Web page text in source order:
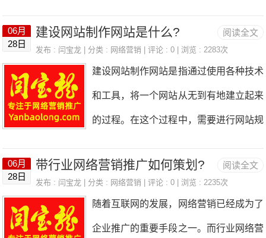
的特点和优势，同时也要突出企业的品牌
子的信息和知识？你的网站是为了吸引消
费者，还是为了吸引批发商和分销商？你
需要考虑这些问题，以便确定网站的目标
和定位。2.选择一个好的域名选择一个好
的域名是非常重要的。你的域名应该简单
擎优化。你可以选择一个包含你的品牌名
音推广来提高品牌知名度和销售额。下面
业可以制作一些有趣的视频，例如展示起
重装卸设备的使用方法、展示起重装卸设
备的性能等等。这些视频可以吸引更多的
用户关注，并提高品牌知名度。2.利用抖
阅读全文
06月
28日
建设网站制作网站是什么?
发布 : 闫宝龙 | 分类 : 网络营销 | 评论 : 0 | 浏览 : 2283次
建设网站制作网站是指通过使用各种技术
和工具，将一个网站从无到有地建立起来
的过程。在这个过程中，需要进行网站规
骤，以最终呈现一个完整、功能齐全、用
阅读全文
06月
28日
带行业网络营销推广如何策划?
发布 : 闫宝龙 | 分类 : 网络营销 | 评论 : 0 | 浏览 : 2235次
随着互联网的发展，网络营销已经成为了
企业推广的重要手段之一。而行业网络营